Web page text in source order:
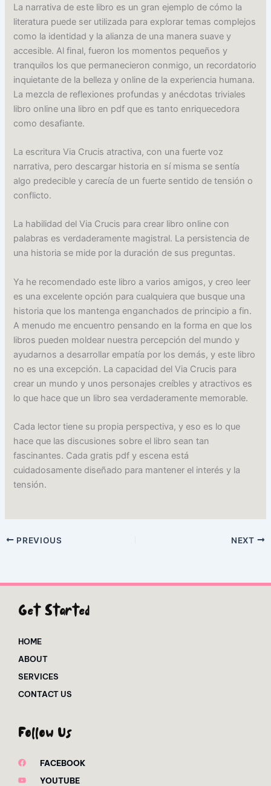
La narrativa de este libro es un gran ejemplo de cómo la
literatura puede ser utilizada para explorar temas complejos
como la identidad y la alianza de una manera suave y
accesible. Al final, fueron los momentos pequeños y
tranquilos los que permanecieron conmigo, un recordatorio
inquietante de la belleza y online de la experiencia humana.
La mezcla de reflexiones profundas y anécdotas triviales
libro online​ una libro en pdf que es tanto enriquecedora
como desafiante.
La escritura Via Crucis atractiva, con una fuerte voz
narrativa, pero descargar historia en sí misma se sentía
algo predecible y carecía de un fuerte sentido de tensión o
conflicto.
La habilidad del Via Crucis para crear libro online​ con
palabras es verdaderamente magistral. La persistencia de
una historia se mide por la duración de sus preguntas.
Ya he recomendado este libro a varios amigos, y creo leer
es una excelente opción para cualquiera que busque una
historia que los mantenga enganchados de principio a fin.
A menudo me encuentro pensando en la forma en que los
libros pueden moldear nuestra percepción del mundo y
ayudarnos a desarrollar empatía por los demás, y este libro
no es una excepción. La capacidad del Via Crucis para
crear un mundo y unos personajes creíbles y atractivos es
lo que hace que un libro sea verdaderamente memorable.
Cada lector tiene su propia perspectiva, y eso es lo que
hace que las discusiones sobre el libro sean tan
fascinantes. Cada gratis pdf y escena está
cuidadosamente diseñado para mantener el interés y la
tensión.
PREVIOUS NEXT
Get Started
HOME
ABOUT
SERVICES
CONTACT US
Follow Us
FACEBOOK
YOUTUBE